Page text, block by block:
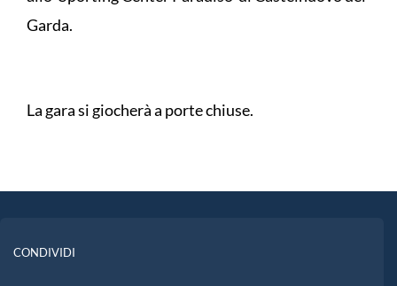
Garda.
La gara si giocherà a porte chiuse.
CONDIVIDI